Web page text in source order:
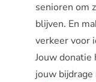
senioren om
blijven. En
verkeer voor
Jouw donatie
jouw bijdrage